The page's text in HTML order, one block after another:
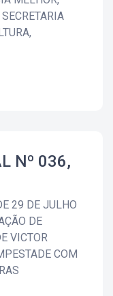
Nº 036,
29 DE JULHO
DE
VICTOR
COM